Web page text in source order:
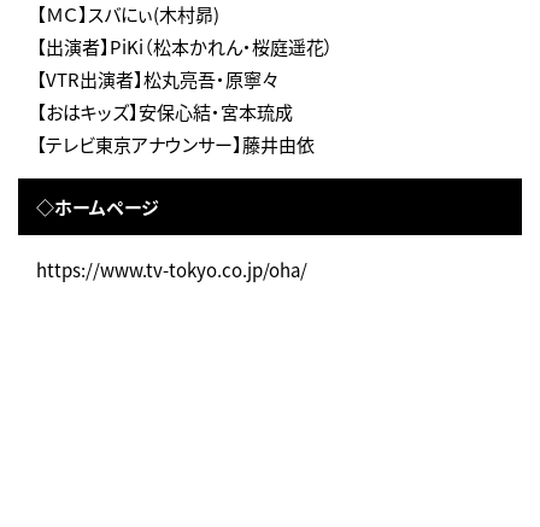
【ＭＣ】スバにぃ(木村昴)
【出演者】PiKi（松本かれん・桜庭遥花）
【VTR出演者】松丸亮吾・原寧々
【おはキッズ】安保心結・宮本琉成
【テレビ東京アナウンサー】藤井由依
◇ホームページ
https://www.tv-tokyo.co.jp/oha/